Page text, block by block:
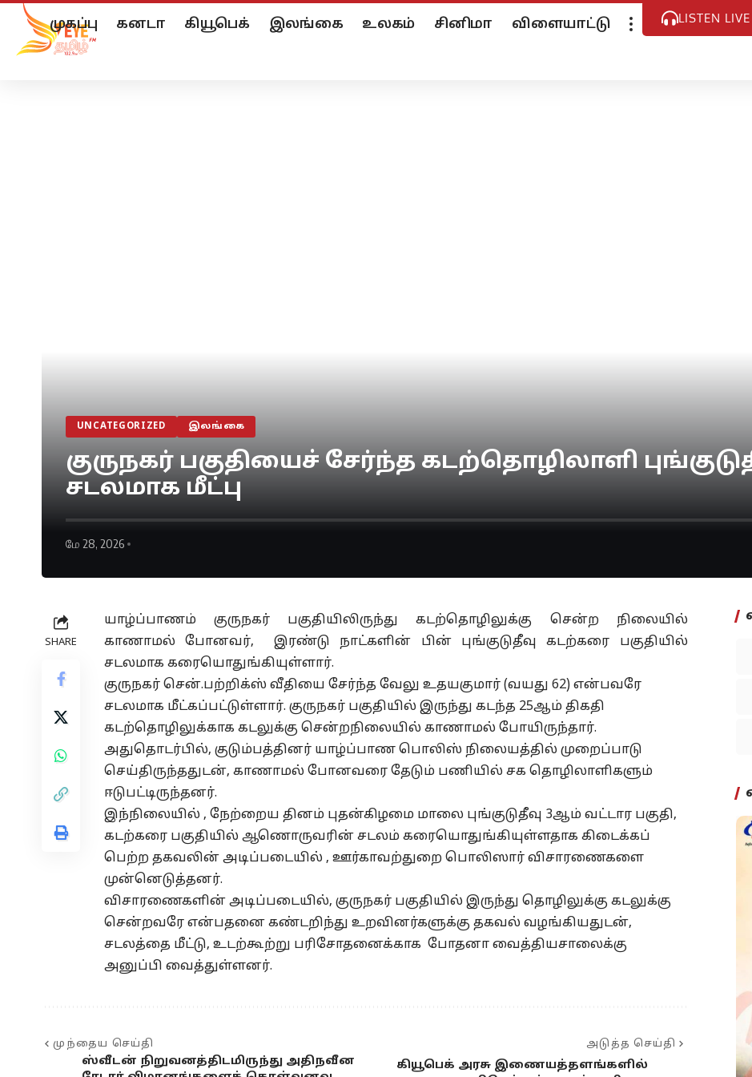
முகப்பு கனடா கியூபெக் இலங்கை உலகம் சினிமா விளையாட்டு LISTEN LIVE
UNCATEGORIZED இலங்கை
குருநகர் பகுதியைச் சேர்ந்த கடற்தொழிலாளி
சடலமாக மீட்பு
மே 28, 2026
SHARE
யாழ்ப்பாணம் குருநகர் பகுதியிலிருந்து கடற்தொழிலுக்கு சென்ற நிலையில்
காணாமல் போனவர், இரண்டு நாட்களின் பின் புங்குடுதீவு கடற்கரை பகுதியில்
சடலமாக கரையொதுங்கியுள்ளார்.
குருநகர் சென்.பற்றிக்ஸ் வீதியை சேர்ந்த வேலு உதயகுமார் (வயது 62) என்பவரே
சடலமாக மீட்கப்பட்டுள்ளார். குருநகர் பகுதியில் இருந்து கடந்த 25ஆம் திகதி
கடற்தொழிலுக்காக கடலுக்கு சென்றநிலையில் காணாமல் போயிருந்தார்.
அதுதொடர்பில், குடும்பத்தினர் யாழ்ப்பாண பொலிஸ் நிலையத்தில் முறைப்பாடு
செய்திருந்ததுடன், காணாமல் போனவரை தேடும் பணியில் சக தொழிலாளிகளும்
ஈடுபட்டிருந்தனர்.
இந்நிலையில் , நேற்றைய தினம் புதன்கிழமை மாலை புங்குடுதீவு 3ஆம் வட்டார பகுதி,
கடற்கரை பகுதியில் ஆணொருவரின் சடலம் கரையொதுங்கியுள்ளதாக கிடைக்கப்
பெற்ற தகவலின் அடிப்படையில் , ஊர்காவற்துறை பொலிஸார் விசாரணைகளை
முன்னெடுத்தனர்.
விசாரணைகளின் அடிப்படையில், குருநகர் பகுதியில் இருந்து தொழிலுக்கு கடலுக்கு
சென்றவரே என்பதனை கண்டறிந்து உறவினர்களுக்கு தகவல் வழங்கியதுடன்,
சடலத்தை மீட்டு, உடற்கூற்று பரிசோதனைக்காக போதனா வைத்தியசாலைக்கு
அனுப்பி வைத்துள்ளனர்.
முந்தைய செய்தி
ஸ்வீடன் நிறுவனத்திடமிருந்து அதிநவீன
அடுத்த செய்தி
கியூபெக் அரசு இணையத்தளங்களில்